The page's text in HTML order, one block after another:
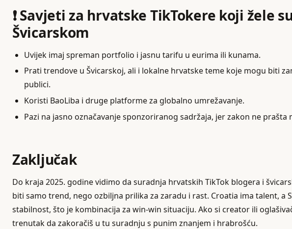
❗ Savjeti za hrvatske TikTokere koji žele
Švicarskom
Uvijek imaj spreman portfolio i jasnu tarifu u eurima ili kunama.
Prati trendove u Švicarskoj, ali i lokalne hrvatske teme koje mogu biti
publici.
Koristi BaoLiba i druge platforme za globalno umrežavanje.
Pazi na jasno označavanje sponzoriranog sadržaja, jer zakon ne prašta
Zaključak
Do kraja 2025. godine vidimo da suradnja hrvatskih TikTok blogera i
biti samo trend, nego ozbiljna prilika za zaradu i rast. Croatia ima talent, a
stabilnost, što je kombinacija za win-win situaciju. Ako si creator ili
trenutak da zakoračiš u tu suradnju s punim znanjem i hrabrošću.